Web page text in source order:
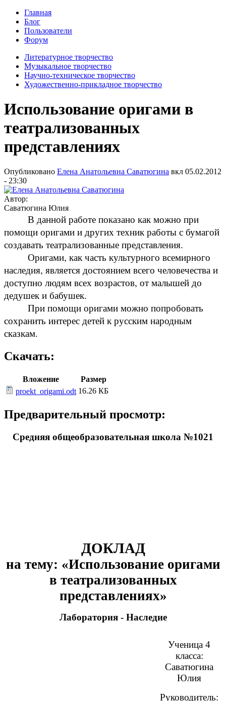
Главная
Блог
Пользователи
Форум
Литературное творчество
Музыкальное творчество
Научно-техническое творчество
Художественно-прикладное творчество
Использование оригами в
театрализованных
представлениях
Опубликовано Елена Анатольевна Саватюгина вкл 05.02.2012
- 23:30
Автор:
Саватюгина Юлия
В данной работе показано как можно при
помощи оригами и других техник работы с бумагой
создавать театрализованные представления.
Оригами, как часть культурного всемирного
наследия, является достоянием всего человечества и
доступно людям всех возрастов, от малышей до
дедушек и бабушек.
При помощи оригами можно попробовать
сохранить интерес детей к русским народным
сказкам.
Скачать:
Вложение
Размер
proekt_origami.odt 16.26 КБ
Предварительный просмотр:
Средняя общеобразовательная школа №1021
ДОКЛАД
на тему: «Использование оригами
в театрализованных
представлениях»
Лаборатория - Наследие
Ученица 4
класса:
Саватюгина
Юлия
Руководитель: